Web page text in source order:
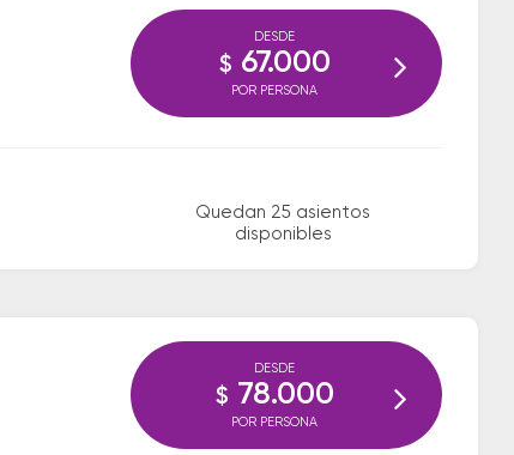
Quedan 25 asientos
disponibles
DESDE
$ 67.000
POR PERSONA
DESDE
$ 78.000
POR PERSONA